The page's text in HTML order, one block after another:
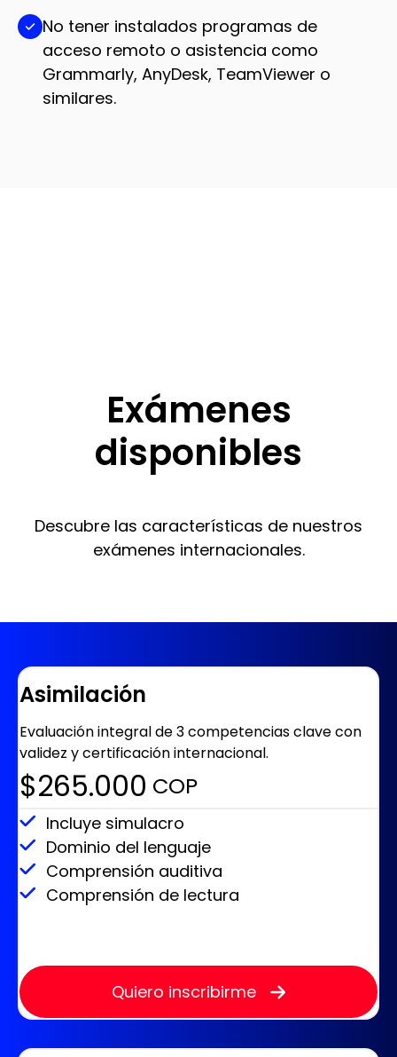
No tener instalados programas de
acceso remoto o asistencia como
Grammarly, AnyDesk, TeamViewer o
similares.
Exámenes
disponibles
Descubre las características de nuestros
exámenes internacionales.
Asimilación
Evaluación integral de 3 competencias clave con
validez y certificación internacional.
$265.000 ‎ COP
Incluye simulacro
Dominio del lenguaje
Comprensión auditiva
Comprensión de lectura
Quiero inscribirme